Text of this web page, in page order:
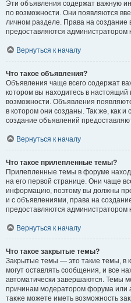
Эти объявления содержат важную
по возможности. Они появляются
личном разделе. Права на создание
предоставляются администратором
Вернуться к началу
Что такое объявления?
Объявления чаще всего содержат
котором вы находитесь в
возможности. Объявления
в котором они созданы. Так же, как
создание объявлений
Вернуться к началу
Что такое прилепленные темы?
Прилепленные темы в форуме
на его первой странице. Они чаще
информацию, поэтому вы должны
и с объявлениями, права на
предоставляются администратором
Вернуться к началу
Что такое закрытые темы?
Закрытые темы — это такие темы, в
могут оставлять сообщения, и все
автоматически завершаются. Темы
причинам модератором форума или
также можете иметь возможность